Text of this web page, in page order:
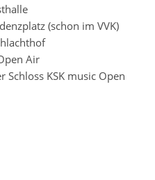
(schon im VVK)
Air
KSK music Open